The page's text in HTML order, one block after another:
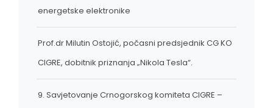
energetske elektronike
Prof.dr Milutin Ostojić, počasni predsjednik CG KO
CIGRE, dobitnik priznanja „Nikola Tesla“.
9. Savjetovanje Crnogorskog komiteta CIGRE –